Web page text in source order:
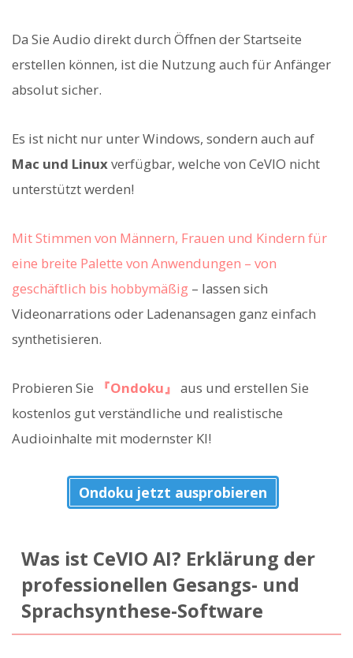
Da Sie Audio direkt durch Öffnen der Startseite
erstellen können, ist die Nutzung auch für Anfänger
absolut sicher.
Es ist nicht nur unter Windows, sondern auch auf
Mac und Linuxverfügbar, welche von CeVIO nicht
unterstützt werden!
Mit Stimmen von Männern, Frauen und Kindern für
eine breite Palette von Anwendungen – von
geschäftlich bis hobbymäßig – lassen sich
Videonarrations oder Ladenansagen ganz einfach
synthetisieren.
Probieren Sie 『Ondoku』 aus und erstellen Sie
kostenlos gut verständliche und realistische
Audioinhalte mit modernster KI!
Ondoku jetzt ausprobieren
Was ist CeVIO AI? Erklärung der
professionellen Gesangs- und
Sprachsynthese-Software